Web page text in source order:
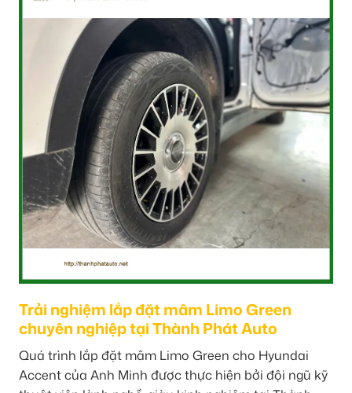
Trải nghiệm lắp đặt mâm Limo Green
chuyên nghiệp tại Thành Phát Auto
Quá trình lắp đặt mâm Limo Green cho Hyundai
Accent của Anh Minh được thực hiện bởi đội ngũ kỹ